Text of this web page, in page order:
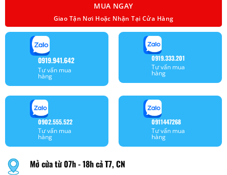
MUA NGAY
Giao Tận Nơi Hoặc Nhận Tại Cửa Hàng
0919.941.642
Tư vấn mua
hàng
0919.333.201
Tư vấn mua
hàng
0902.555.522
Tư vấn mua
hàng
0911447268
Tư vấn mua
hàng
Mở cửa từ 07h - 18h cả T7, CN